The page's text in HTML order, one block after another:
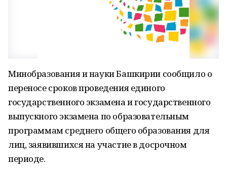
Минобразования и науки Башкирии сообщило о
переносе сроков проведения единого
государственного экзамена и государственного
выпускного экзамена по образовательным
программам среднего общего образования для
лиц, заявившихся на участие в досрочном
периоде.